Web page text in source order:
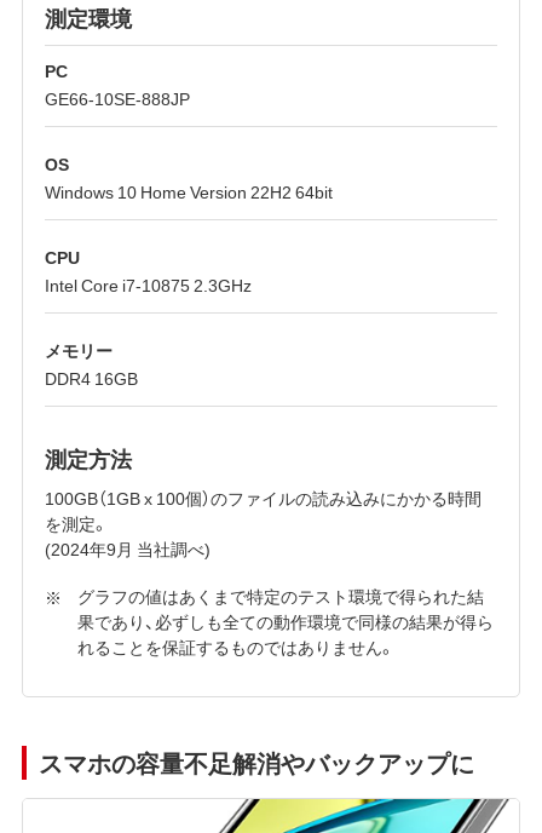
測定環境
PC
GE66-10SE-888JP
OS
Windows 10 Home Version 22H2 64bit
CPU
Intel Core i7-10875 2.3GHz
メモリー
DDR4 16GB
測定方法
100GB（1GB x 100個）のファイルの読み込みにかかる時間
を測定。
(2024年9月 当社調べ)
グラフの値はあくまで特定のテスト環境で得られた結
果であり、必ずしも全ての動作環境で同様の結果が得ら
れることを保証するものではありません。
スマホの容量不足解消やバックアップに